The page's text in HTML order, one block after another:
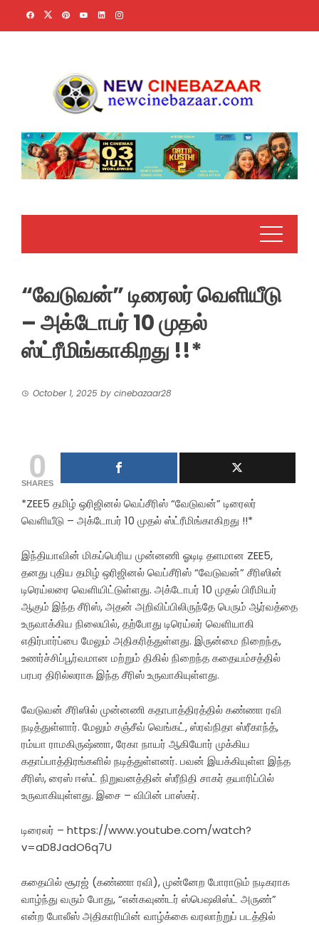
“வேடுவன்” டிரைலர் வெளியீடு
– அக்டோபர் 10 முதல்
ஸ்ட்ரீமிங்காகிறது !!*
October 1, 2025 by cinebazaar28
0
SHARES
*ZEE5 தமிழ் ஒரிஜினல் வெப்சீரிஸ் “வேடுவன்” டிரைலர்
வெளியீடு – அக்டோபர் 10 முதல் ஸ்ட்ரீமிங்காகிறது !!*
இந்தியாவின் மிகப்பெரிய முன்னணி ஓடிடி தளமான ZEE5,
தனது புதிய தமிழ் ஒரிஜினல் வெப்சீரிஸ் “வேடுவன்” சீரிஸின்
டிரெய்லரை வெளியிட்டுள்ளது. அக்டோபர் 10 முதல் பிரீமியர்
ஆகும் இந்த சீரிஸ், அதன் அறிவிப்பிலிருந்தே பெரும் ஆர்வத்தை
உருவாக்கிய நிலையில், தற்போது டிரெய்லர் வெளியாகி
எதிர்பார்ப்பை மேலும் அதிகரித்துள்ளது. இருன்மை நிறைந்த,
உணர்ச்சிப்பூர்வமான மற்றும் திகில் நிறைந்த கதையம்சத்தில்
பரபர திரில்லராக இந்த சீரிஸ் உருவாகியுள்ளது.
வேடுவன் சீரிஸில் முன்னணி கதாபாத்திரத்தில் கண்ணா ரவி
நடித்துள்ளார். மேலும் சஞ்சீவ் வெங்கட், ஸ்ரவ்நிதா ஸ்ரீகாந்த்,
ரம்யா ராமகிருஷ்ணா, ரேகா நாயர் ஆகியோர் முக்கிய
கதாப்பாத்திரங்களில் நடித்துள்ளனர். பவன் இயக்கியுள்ள இந்த
சீரிஸ், ரைஸ் ஈஸ்ட் நிறுவனத்தின் ஸ்ரீநிதி சாகர் தயாரிப்பில்
உருவாகியுள்ளது. இசை – விபின் பாஸ்கர்.
டிரைலர் – https://www.youtube.com/watch?
v=aD8JadO6q7U
கதையில் சூரஜ் (கண்ணா ரவி), முன்னேற போராடும் நடிகராக
வாழ்ந்து வரும் போது, “என்கவுண்டர் ஸ்பெஷலிஸ்ட் அருண்”
என்ற போலீஸ் அதிகாரியின் வாழ்க்கை வரலாற்றுப் படத்தில்